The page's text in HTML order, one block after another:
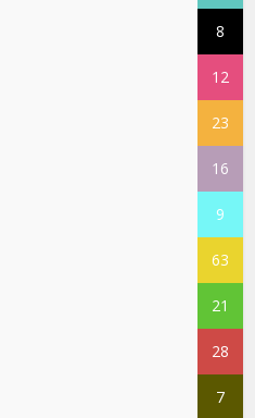
8
12
23
16
9
63
21
28
7